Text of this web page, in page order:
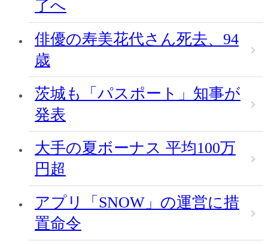
了へ
俳優の寿美花代さん死去、94
歳
茨城も「パスポート」知事が
発表
大手の夏ボーナス 平均100万
円超
アプリ「SNOW」の運営に措
置命令